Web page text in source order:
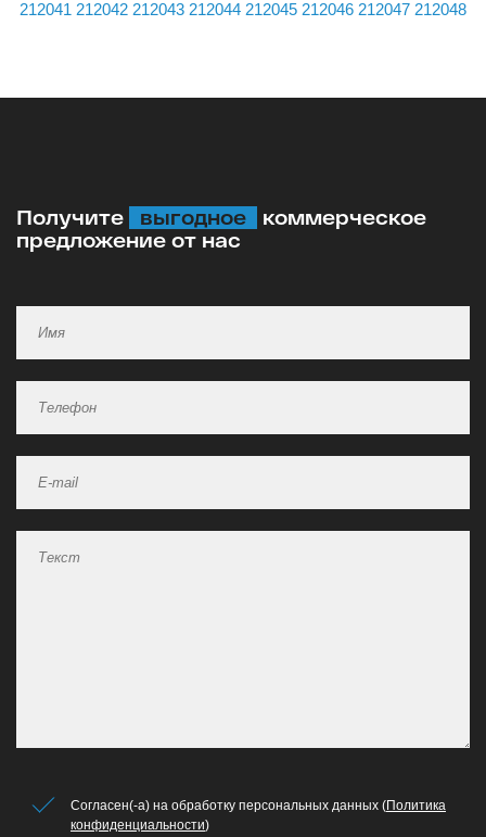
212041 212042 212043 212044 212045 212046 212047 212048
Получите выгодное
коммерческое
предложение от нас
Согласен(-а) на обработку персональных данных (Политика
конфиденциальности)